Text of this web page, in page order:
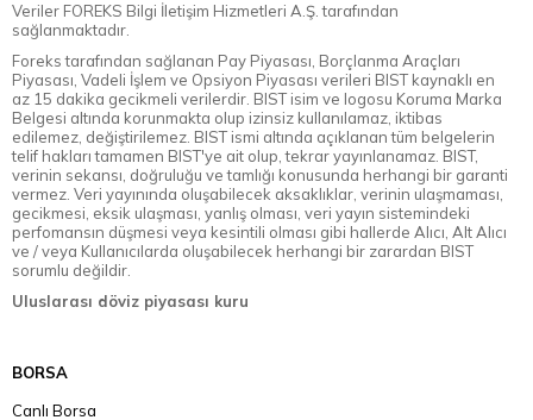
Veriler FOREKS Bilgi İletişim Hizmetleri A.Ş. tarafından
sağlanmaktadır.
Foreks tarafından sağlanan Pay Piyasası, Borçlanma Araçları
Piyasası, Vadeli İşlem ve Opsiyon Piyasası verileri BIST kaynaklı en
az 15 dakika gecikmeli verilerdir. BIST isim ve logosu Koruma Marka
Belgesi altında korunmakta olup izinsiz kullanılamaz, iktibas
edilemez, değiştirilemez. BIST ismi altında açıklanan tüm belgelerin
telif hakları tamamen BIST'ye ait olup, tekrar yayınlanamaz. BIST,
verinin sekansı, doğruluğu ve tamlığı konusunda herhangi bir garanti
vermez. Veri yayınında oluşabilecek aksaklıklar, verinin ulaşmaması,
gecikmesi, eksik ulaşması, yanlış olması, veri yayın sistemindeki
perfomansın düşmesi veya kesintili olması gibi hallerde Alıcı, Alt Alıcı
ve / veya Kullanıcılarda oluşabilecek herhangi bir zarardan BIST
sorumlu değildir.
Uluslarası döviz piyasası kuru
BORSA
Canlı Borsa